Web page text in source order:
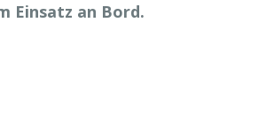
Einsatz an Bord.